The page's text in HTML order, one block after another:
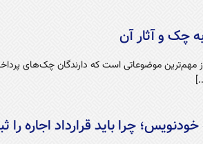
چک و آثار آن
مهم‌ترین موضوعاتی است که دارندگان چک‌های
چرا باید قرارداد اجاره را